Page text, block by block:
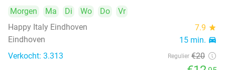
Morgen Ma Di Wo Do
Vr
Happy Italy Eindhoven
7.9 star
Eindhoven 15 min. directions_car
Verkocht: 3.313 Regulier €20